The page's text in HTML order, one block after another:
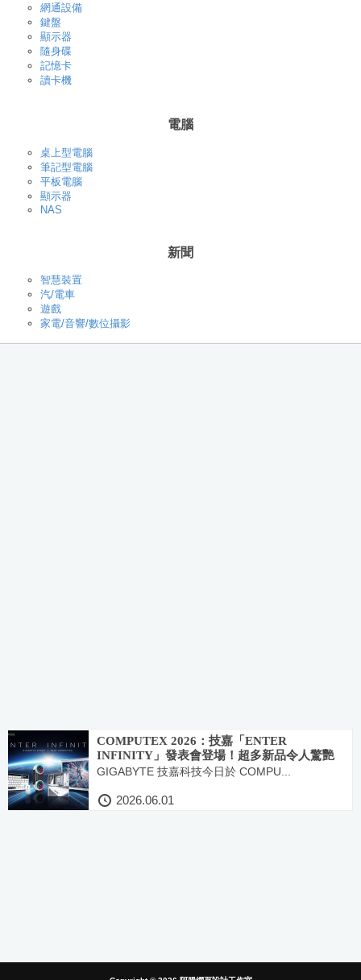
網通設備
鍵盤
顯示器
隨身碟
記憶卡
讀卡機
電腦
桌上型電腦
筆記型電腦
平板電腦
顯示器
NAS
新聞
智慧裝置
汽/電車
遊戲
家電/音響/數位攝影
COMPUTEX 2026：技嘉「ENTER
INFINITY」發表會登場！超多新品令人驚艷
GIGABYTE 技嘉科技今日於 COMPU...
2026.06.01